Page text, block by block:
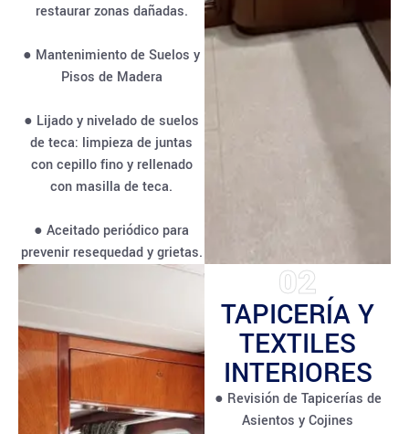
restaurar zonas dañadas.
● Mantenimiento de Suelos y
Pisos de Madera
● Lijado y nivelado de suelos
de teca: limpieza de juntas
con cepillo fino y rellenado
con masilla de teca.
● Aceitado periódico para
prevenir resequedad y grietas.
02
TAPICERÍA Y
TEXTILES
INTERIORES
● Revisión de Tapicerías de
Asientos y Cojines